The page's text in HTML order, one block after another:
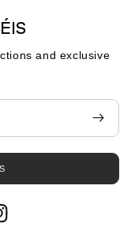
and exclusive